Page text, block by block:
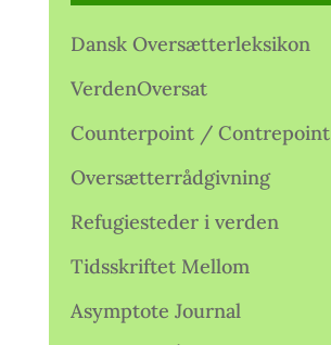
Dansk Oversætterleksikon
VerdenOversat
Counterpoint / Contrepoint
Oversætterrådgivning
Refugiesteder i verden
Tidsskriftet Mellom
Asymptote Journal